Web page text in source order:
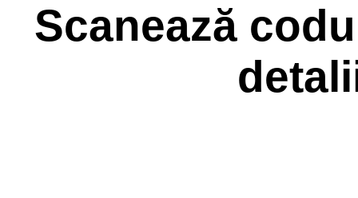
Scanează